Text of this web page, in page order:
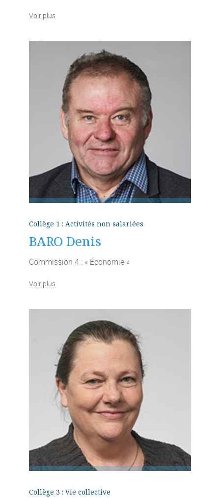
Voir plus
Collège 1 : Activités non salariées
BARO Denis
Commission 4 : « Économie »
Voir plus
Collège 3 : Vie collective